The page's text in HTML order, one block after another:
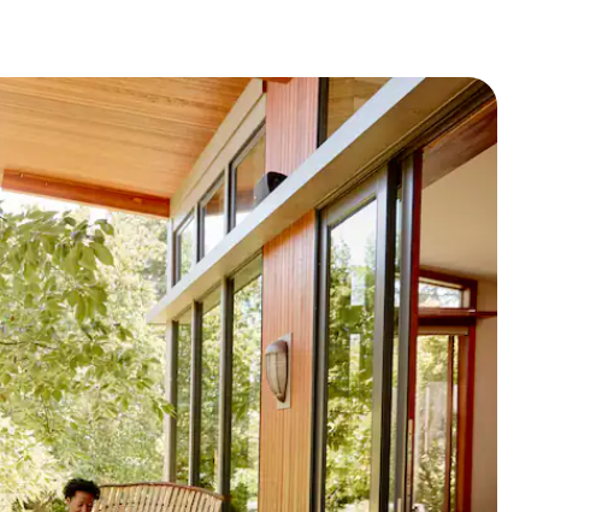
нагоре и надолу или навигирайте с докосване или плъзгане.